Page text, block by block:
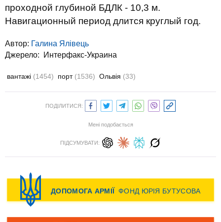
проходной глубиной БДЛК - 10,3 м.
Навигационный период длится круглый год.
Автор: Галина Ялівець
Джерело:
Интерфакс-Украина
вантажі (1454) порт (1536) Ольвія (33)
ПОДІЛИТИСЯ:
Мені подобається
ПІДСУМУВАТИ: